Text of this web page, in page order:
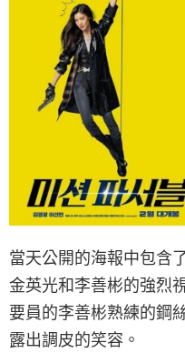
當天公開的海報中包含
金英光和李善彬的強烈
要員的李善彬熟練的鋼
露出調皮的笑容。